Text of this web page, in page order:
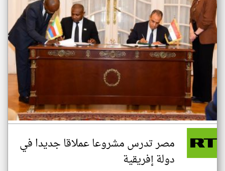
مصر تدرس مشروعا عملاقا جديدا في
دولة إفريقية